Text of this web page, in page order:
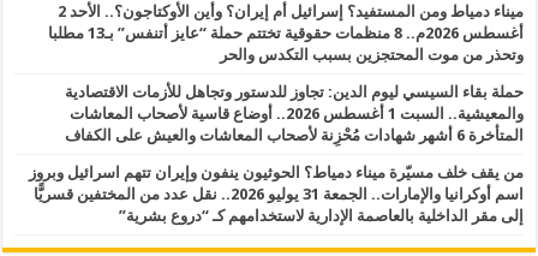
ميناء دمياط ومن المستفيد؟ إسرائيل أم إيران؟ وأين الأوكتاجون؟.. الأحد 2
أغسطس 2026م.. 8 منظمات حقوقية تختتم حملة “عايز أتنفس” بـ13 مطلبا
وتحذر من موت المحتجزين بسبب التكدس والحر
حملة بقاء السيسي ليوم الدين: تجاوز للدستور وتجاهل للأزمات الاقتصادية
والمعيشية.. السبت 1 أغسطس 2026.. أوضاع قاسية لأصحاب المعاشات
المتأخرة 6 أشهر شهادات مُحْزِنة لأصحاب المعاشات والعيش على الكفاف
من يقف خلف مسيّرة ميناء دمياط؟ الحوثيون ينفون وإيران تتهم اسرائيل وبروز
اسم أوكرانيا والإمارات.. الجمعة 31 يوليو 2026.. نقل عدد من المختفين قسريًّا
إلى مقر الداخلية بالعاصمة الإدارية لاستخدامهم كـ “دروع بشرية”